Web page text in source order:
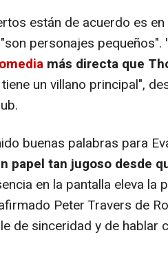
están de acuerdo es
personajes pequeños".
más directa que
un villano principal",
buenas palabras para
papel tan jugoso desde
en la pantalla eleva la
Peter Travers de
de sinceridad y de hablar